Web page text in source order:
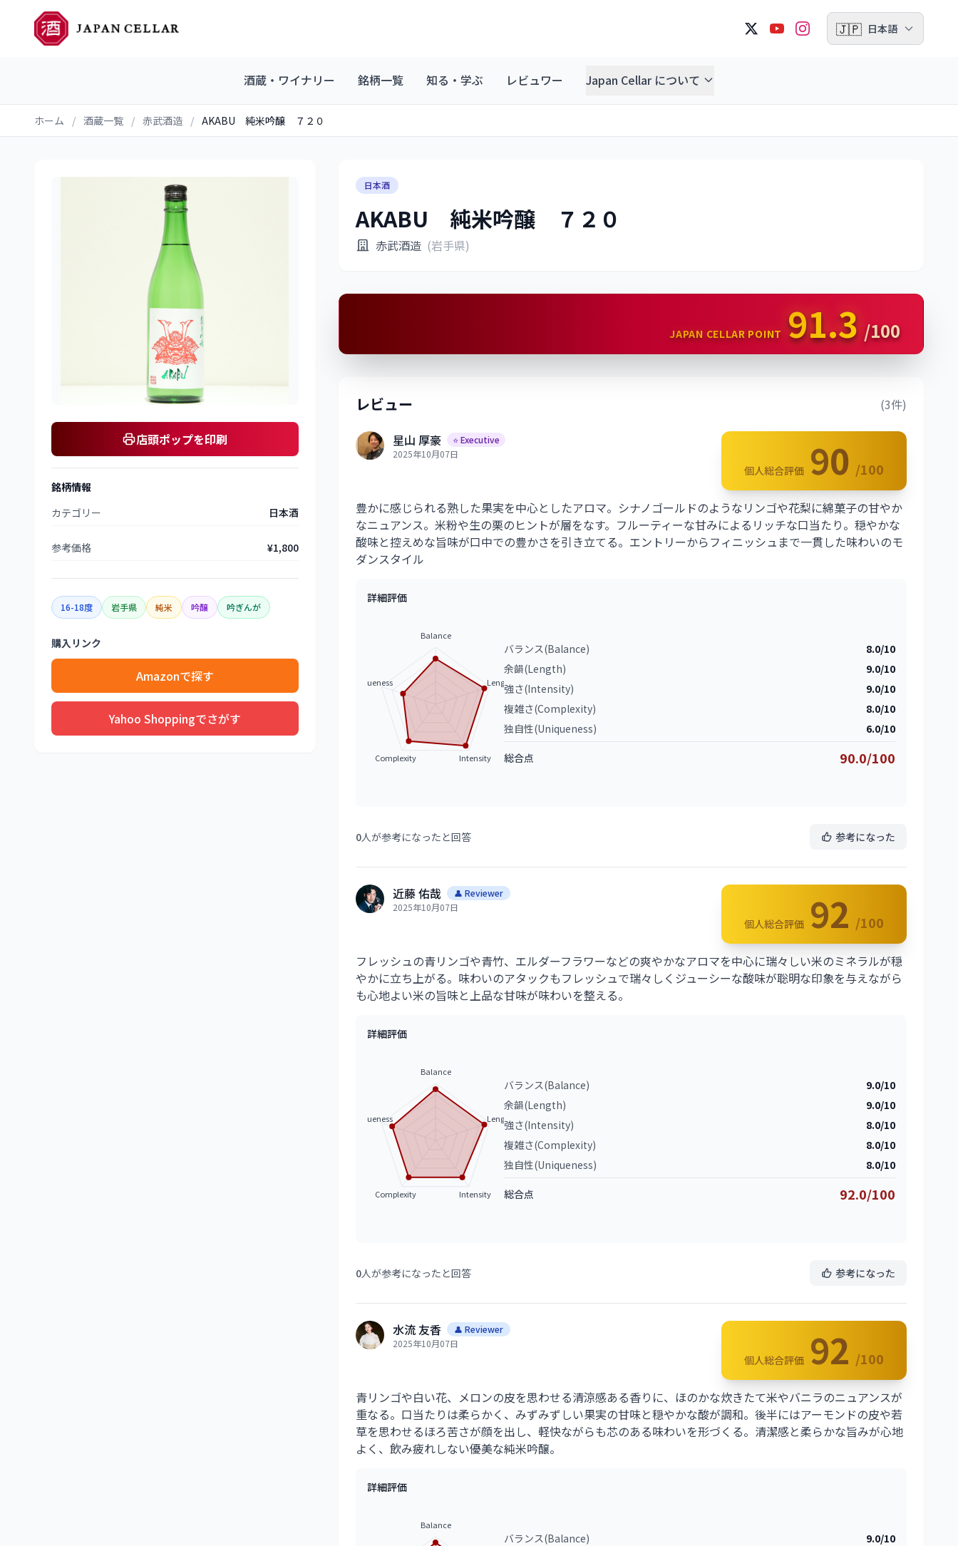
🇯🇵 日本語
酒蔵・ワイナリー 銘柄一覧 知る・学ぶ レビュワー Japan Cellar について
ホーム / 酒蔵一覧 / 赤武酒造 / AKABU 純米吟醸 ７２０
店頭ポップを印刷
銘柄情報
カテゴリー
日本酒
参考価格 ¥1,800
16-18度 岩手県 純米 吟醸 吟ぎんが
購入リンク
Amazonで探す
Yahoo Shoppingでさがす
日本酒
AKABU 純米吟醸 ７２０
赤武酒造 (岩手県)
JAPAN CELLAR POINT 91.3 /100
レビュー (3件)
星山 厚豪
⭐ Executive
2025年10月07日
個人総合評価 90 /100
豊かに感じられる熟した果実を中心としたアロマ。シナノゴールドのようなリンゴや花梨に綿菓子の甘やか
なニュアンス。米粉や生の栗のヒントが層をなす。フルーティーな甘みによるリッチな口当たり。穏やかな
酸味と控えめな旨味が口中での豊かさを引き立てる。エントリーからフィニッシュまで一貫した味わいのモ
ダンスタイル
詳細評価
Balance
Length
Intensity
Complexity
Uniqueness
バランス(Balance)
8.0/10
余韻(Length)
9.0/10
強さ(Intensity)
9.0/10
複雑さ(Complexity)
8.0/10
独自性(Uniqueness)
6.0/10
総合点 90.0/100
0人が参考になったと回答 参考になった
近藤 佑哉
👤 Reviewer
2025年10月07日
個人総合評価 92 /100
フレッシュの青リンゴや青竹、エルダーフラワーなどの爽やかなアロマを中心に瑞々しい米のミネラルが穏
やかに立ち上がる。味わいのアタックもフレッシュで瑞々しくジューシーな酸味が聡明な印象を与えながら
も心地よい米の旨味と上品な甘味が味わいを整える。
詳細評価
Balance
Length
Intensity
Complexity
Uniqueness
バランス(Balance)
9.0/10
余韻(Length)
9.0/10
強さ(Intensity)
8.0/10
複雑さ(Complexity)
8.0/10
独自性(Uniqueness)
8.0/10
総合点 92.0/100
0人が参考になったと回答 参考になった
水流 友香
👤 Reviewer
2025年10月07日
個人総合評価 92 /100
青リンゴや白い花、メロンの皮を思わせる清涼感ある香りに、ほのかな炊きたて米やバニラのニュアンスが
重なる。口当たりは柔らかく、みずみずしい果実の甘味と穏やかな酸が調和。後半にはアーモンドの皮や若
草を思わせるほろ苦さが顔を出し、軽快ながらも芯のある味わいを形づくる。清潔感と柔らかな旨みが心地
よく、飲み疲れしない優美な純米吟醸。
詳細評価
Balance
バランス(Balance)
9.0/10